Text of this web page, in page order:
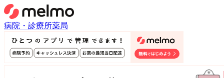
病院・診療所薬局